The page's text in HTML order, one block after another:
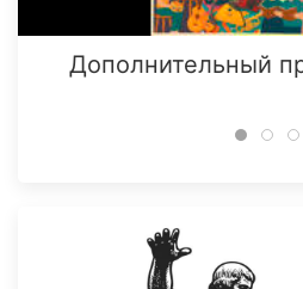
Дополнительный